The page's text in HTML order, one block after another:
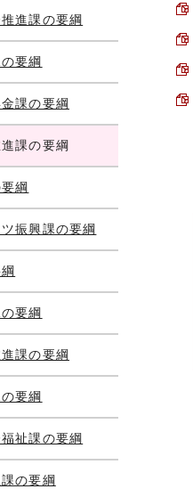
進課の要綱
要綱
課の要綱
課の要綱
綱
振興課の要綱
要綱
課の要綱
要綱
祉課の要綱
の要綱